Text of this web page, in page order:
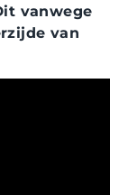
vanwege
van